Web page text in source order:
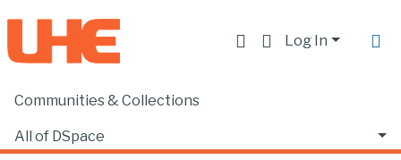
Log In
Communities & Collections
All of DSpace
Home